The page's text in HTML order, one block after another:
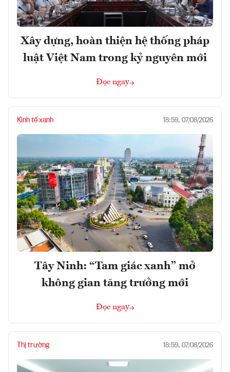
Xây dựng, hoàn thiện hệ thống pháp
luật Việt Nam trong kỷ nguyên mới
Đọc ngay
Kinh tế xanh 18:59, 07/08/2026
Tây Ninh: “Tam giác xanh” mở
không gian tăng trưởng mới
Đọc ngay
Thị trường 18:59, 07/08/2026